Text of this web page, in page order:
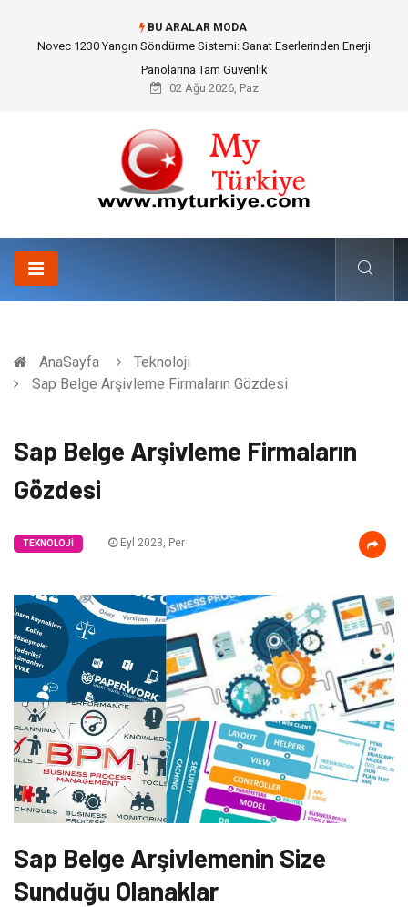
BU ARALAR MODA
Skoda Yedek Parça Seçiminde Teknik Uyumluluk ve Sürüş Konforu
02 Ağu 2026, Paz
AnaSayfa
Teknoloji
Sap Belge Arşivleme Firmaların Gözdesi
Sap Belge Arşivleme Firmaların
Gözdesi
TEKNOLOJI Eyl 2023, Per
Sap Belge Arşivlemenin Size
Sunduğu Olanaklar